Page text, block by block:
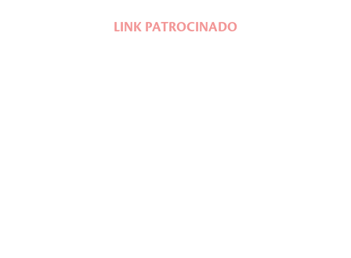
LINK PATROCINADO